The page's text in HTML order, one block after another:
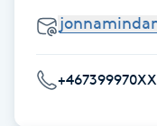
Fettreducering
Fibromassage
Fillers
+467399970XX